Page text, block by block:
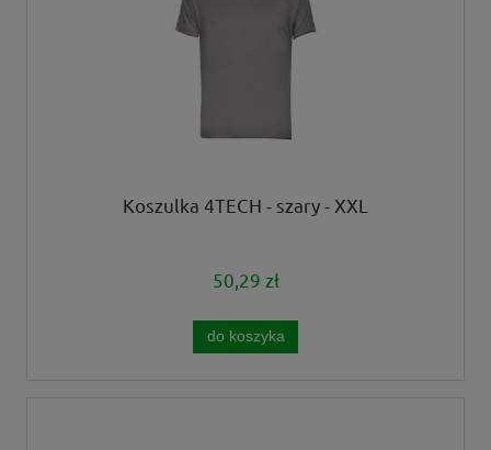
Koszulka 4TECH - szary - XXL
50,29 zł
do koszyka